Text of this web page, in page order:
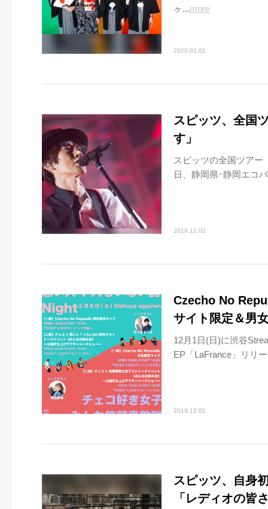
ヶ...more
2020.01.01
スピッツ、全国
す」
スピッツの全国ツアー
日、静岡県･静岡エコ
2019.12.02
Czecho No
サイト限定＆男
12月1日(日)に渋谷
EP「LaFrance」リリ
2019.12.01
スピッツ、自身
「レディオの皆